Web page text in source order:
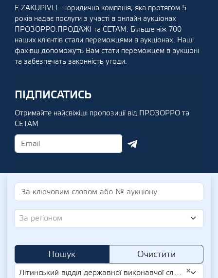
E-ZAKUPIVLI – юридична компанія, яка протягом 5
років надає послуги з участі в онлайн аукціонах
ПРОЗОРРО.ПРОДАЖІ та СЕТАМ. Більше ніж 700
наших клієнтів стали переможцями в аукціонах. Наші
фахівці допоможуть Вам стати переможцем в аукціоні
та забезпечать законність угоди.
ПІДПИСАТИСЬ
Отримайте найсвіжіші пропозиції від ПРОЗОРРО та
СЕТАМ
За регіоном
Пошук Очистити
×
Літинський відділ державної виконавчої служби у Вінницькому районі Вінницької області Центрального міжрегіонального управління Міністерства юстиції (м. Київ) (UA-LICENSE 018265)